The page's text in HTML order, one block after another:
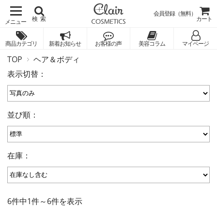
検索
会員登録（無料）
カート
商品カテゴリ 新着お知らせ お客様の声 美容コラム マイページ
TOP
ヘア＆ボディ
表示切替：
並び順：
在庫：
6件中1件～6件を表示